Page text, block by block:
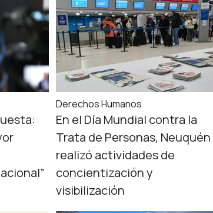
Derechos Humanos
En el Día Mundial contra la
Trata de Personas, Neuquén
realizó actividades de
concientización y
visibilización